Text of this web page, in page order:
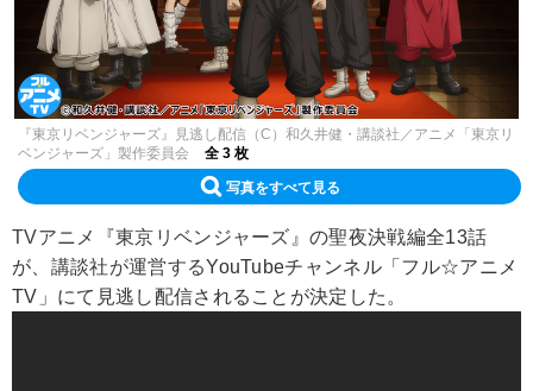
『東京リベンジャーズ』見逃し配信（C）和久井健・講談社／アニメ「東京リ
ベンジャーズ」製作委員会
全 3 枚
写真をすべて見る
TVアニメ『東京リベンジャーズ』の聖夜決戦編全13話
が、 講談社が運営するYouTubeチャンネル「フル☆アニメ
TV」にて見逃し配信されることが決定した。